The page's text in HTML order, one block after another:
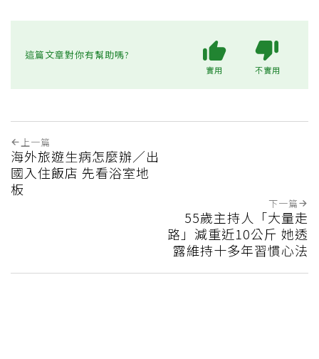
這篇文章對你有幫助嗎?
實用 不實用
上一篇
海外旅遊生病怎麼辦／出
國入住飯店 先看浴室地
板
下一篇
55歲主持人「大量走
路」減重近10公斤 她透
露維持十多年習慣心法